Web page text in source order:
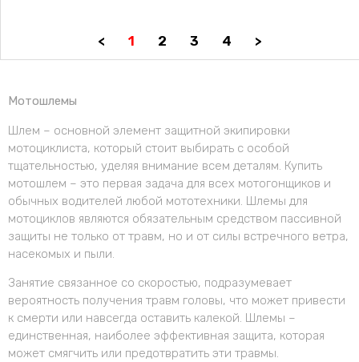
< 1 2 3 4 >
Мотошлемы
Шлем – основной элемент защитной экипировки
мотоциклиста, который стоит выбирать с особой
тщательностью, уделяя внимание всем деталям. Купить
мотошлем – это первая задача для всех мотогонщиков и
обычных водителей любой мототехники. Шлемы для
мотоциклов являются обязательным средством пассивной
защиты не только от травм, но и от силы встречного ветра,
насекомых и пыли.
Занятие связанное со скоростью, подразумевает
вероятность получения травм головы, что может привести
к смерти или навсегда оставить калекой. Шлемы –
единственная, наиболее эффективная защита, которая
может смягчить или предотвратить эти травмы.